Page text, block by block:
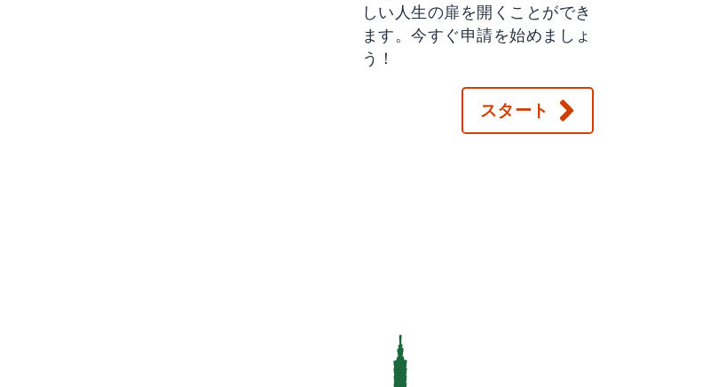
しい人生の扉を開くことができ
ます。今すぐ申請を始めましょ
う！
スタート